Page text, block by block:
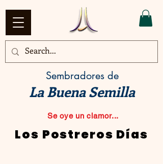
Sembradores de
La Buena Semilla
Se oye un clamor...
Los Postreros Días